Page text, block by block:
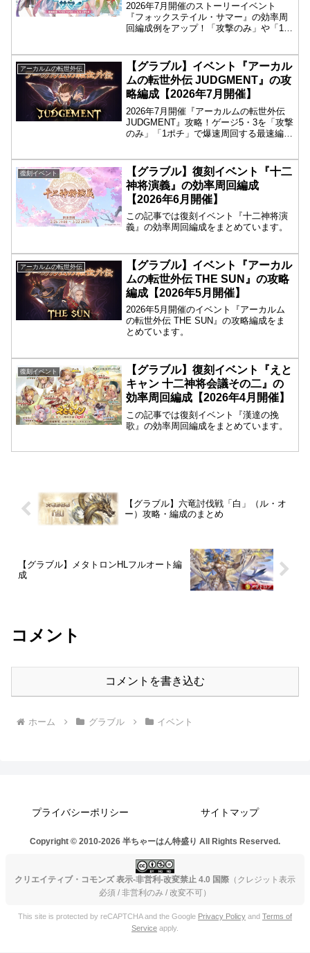
2026年7月開催のストーリーイベント
『フォックステイル・サマー』の効率周
回編成例をアップ！「攻撃のみ」や「1ポ
騎空士向けです！
アーカルムの転世外伝
【グラブル】イベント『アーカル
ムの転世外伝 JUDGMENT』の攻
略編成【2026年7月開催】
2026年7月開催『アーカルムの転世外伝
JUDGMENT』攻略！ゲージ5・3を「攻撃
のみ」「1ポチ」で爆速周回する最速編成
率で外伝報酬を全回収するためのバイブ
ルです！
復刻イベント
【グラブル】復刻イベント『十二
神将演義』の効率周回編成
【2026年6月開催】
この記事では復刻イベント『十二神将演
義』の効率周回編成をまとめています。
アーカルムの転世外伝
【グラブル】イベント『アーカル
ムの転世外伝 THE SUN』の攻略
編成【2026年5月開催】
2026年5月開催のイベント『アーカルム
の転世外伝 THE SUN』の攻略編成をま
とめています。
復刻イベント
【グラブル】復刻イベント『えと
キャン 十二神将会議その二』の
効率周回編成【2026年4月開催】
この記事では復刻イベント『漢達の挽
歌』の効率周回編成をまとめています。
【グラブル】六竜討伐戦「白」（ル・オ
ー）攻略・編成のまとめ
【グラブル】メタトロンHLフルオート編
成
コメント
コメントを書き込む
ホーム グラブル イベント
プライバシーポリシー サイトマップ
Copyright © 2010-2026 半ちゃーはん特盛り All Rights Reserved.
クリエイティブ・コモンズ 表示-非営利-改変禁止 4.0 国際 （クレジット表示
必須 / 非営利のみ / 改変不可）
This site is protected by reCAPTCHA and the Google Privacy Policy and Terms of
Service apply.